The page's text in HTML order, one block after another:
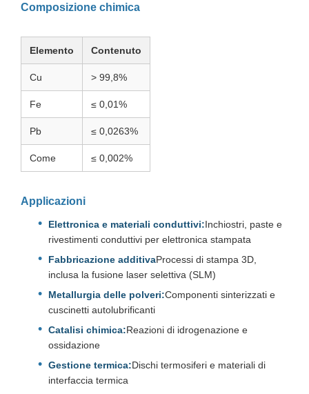
Composizione chimica
Elemento Contenuto
Cu > 99,8%
Fe ≤ 0,01%
Pb ≤ 0,0263%
Come ≤ 0,002%
Applicazioni
Elettronica e materiali conduttivi:Inchiostri, paste e
rivestimenti conduttivi per elettronica stampata
Fabbricazione additivaProcessi di stampa 3D,
inclusa la fusione laser selettiva (SLM)
Metallurgia delle polveri:Componenti sinterizzati e
cuscinetti autolubrificanti
Catalisi chimica:Reazioni di idrogenazione e
ossidazione
Gestione termica:Dischi termosiferi e materiali di
interfaccia termica